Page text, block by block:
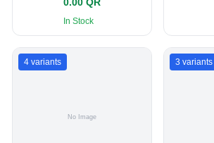
In Stock
4 variants 3 variants